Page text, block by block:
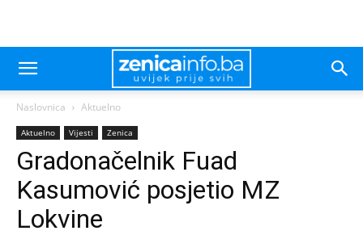
Naslovnica Aktuelno
Aktuelno Vijesti Zenica
Gradonačelnik Fuad
Kasumović posjetio MZ
Lokvine